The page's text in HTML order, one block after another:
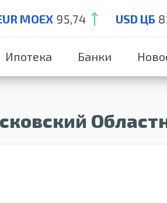
MOEX 95,74 USD ЦБ
Ипотека Банки